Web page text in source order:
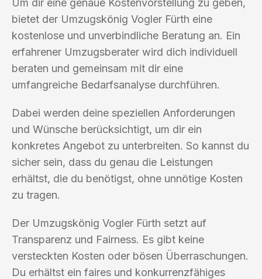
Um dir eine genaue Kostenvorstellung zu geben,
bietet der Umzugskönig Vogler Fürth eine
kostenlose und unverbindliche Beratung an. Ein
erfahrener Umzugsberater wird dich individuell
beraten und gemeinsam mit dir eine
umfangreiche Bedarfsanalyse durchführen.
Dabei werden deine speziellen Anforderungen
und Wünsche berücksichtigt, um dir ein
konkretes Angebot zu unterbreiten. So kannst du
sicher sein, dass du genau die Leistungen
erhältst, die du benötigst, ohne unnötige Kosten
zu tragen.
Der Umzugskönig Vogler Fürth setzt auf
Transparenz und Fairness. Es gibt keine
versteckten Kosten oder bösen Überraschungen.
Du erhältst ein faires und konkurrenzfähiges